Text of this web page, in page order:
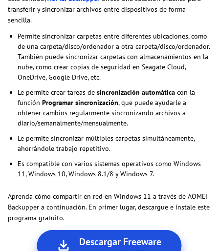
transferir y sincronizar archivos entre dispositivos de forma
sencilla.
Permite sincronizar carpetas entre diferentes ubicaciones, como
de una carpeta/disco/ordenador a otra carpeta/disco/ordenador.
También puede sincronizar carpetas con almacenamientos en la
nube, como crear copias de seguridad en Seagate Cloud,
OneDrive, Google Drive, etc.
Le permite crear tareas de sincronización automática con la
función Programar sincronización, que puede ayudarle a
obtener cambios regularmente sincronizando archivos a
diario/semanalmente/mensualmente.
Le permite sincronizar múltiples carpetas simultáneamente,
ahorrándole trabajo repetitivo.
Es compatible con varios sistemas operativos como Windows
11, Windows 10, Windows 8.1/8 y Windows 7.
Aprenda cómo compartir en red en Windows 11 a través de AOMEI
Backupper a continuación. En primer lugar, descargue e instale este
programa gratuito.
Descargar Freeware